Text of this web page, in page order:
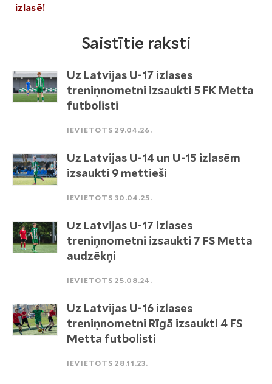
izlasē!
Saistītie raksti
Uz Latvijas U-17 izlases
treniņnometni izsaukti 5 FK Metta
futbolisti
IEVIETOTS 29.04.26.
Uz Latvijas U-14 un U-15 izlasēm
izsaukti 9 mettieši
IEVIETOTS 30.04.25.
Uz Latvijas U-17 izlases
treniņnometni izsaukti 7 FS Metta
audzēkņi
IEVIETOTS 25.08.24.
Uz Latvijas U-16 izlases
treniņnometni Rīgā izsaukti 4 FS
Metta futbolisti
IEVIETOTS 28.11.23.